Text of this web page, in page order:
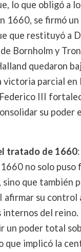
lo que obligó a
1660, se firmó
que restituyó a
Bornholm y
quedaron
victoria parcial en
III
su poder
tratado de 1660
no solo puso
sino que también
afirmar su control
internos del reino.
un poder total
que implicó la